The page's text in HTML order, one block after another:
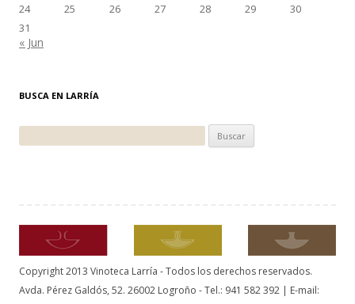
24
25 26 27 28 29
30
31
« Jun
BUSCA EN LARRÍA
Copyright 2013 Vinoteca Larría - Todos los derechos reservados.
Avda. Pérez Galdós, 52. 26002 Logroño - Tel.: 941 582 392 | E-mail: